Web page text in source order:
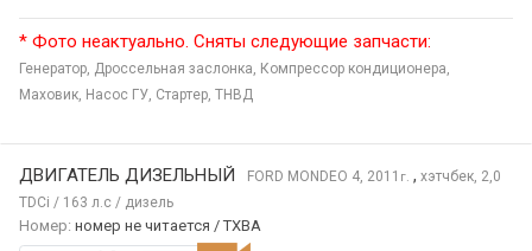
* Фото неактуально. Сняты следующие запчасти:
Генератор, Дроссельная заслонка, Компрессор кондиционера,
Маховик, Насос ГУ, Стартер, ТНВД
ДВИГАТЕЛЬ ДИЗЕЛЬНЫЙ FORD MONDEO 4, 2011 г. , хэтчбек, 2,0
TDCi / 163 л.с / дизель
Номер: номер не читается / TXBA